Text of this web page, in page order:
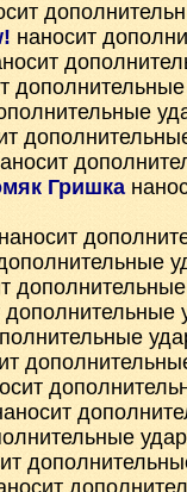
наносит
Гришка
наносит
дополнительные